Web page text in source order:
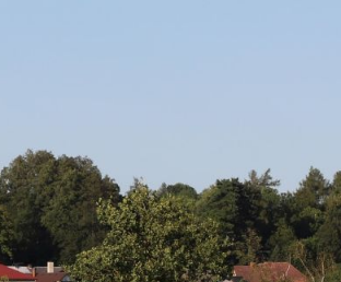
Oficiální web římskokatolické farnosti Studenec